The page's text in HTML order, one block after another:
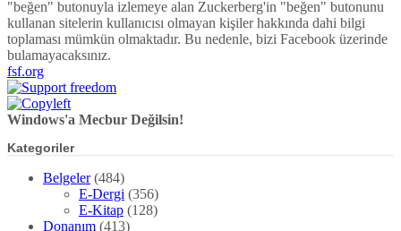
"beğen" butonuyla izlemeye alan Zuckerberg'in "beğen" butonunu
kullanan sitelerin kullanıcısı olmayan kişiler hakkında dahi bilgi
toplaması mümkün olmaktadır. Bu nedenle, bizi Facebook üzerinde
bulamayacaksınız.
fsf.org
Windows'a Mecbur Değilsin!
Kategoriler
Belgeler(484)
E-Dergi (356)
E-Kitap (128)
Donanım (413)